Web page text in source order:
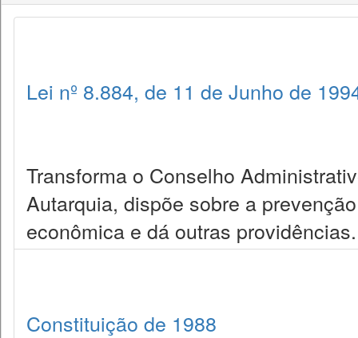
Lei nº 8.884, de 11 de Junho de
Transforma o Conselho
Autarquia, dispõe sobre a
econômica e dá outras providências.
Constituição de 1988